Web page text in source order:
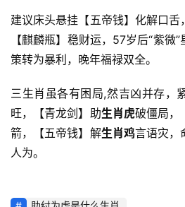
建议床头悬挂【五帝钱】化解口
【麒麟瓶】稳财运，57岁后“紫微
策转为暴利，晚年福禄双全。
三生肖虽各有困局,然吉凶并存，
旺，【青龙剑】助生肖虎破僵局，
箭，【五帝钱】解生肖鸡言语灾，
人为。